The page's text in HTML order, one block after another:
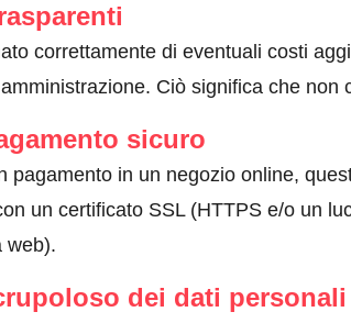
correttamente di eventuali costi
Ciò significa che non
sicuro
pagamento in un negozio online,
un certificato SSL (HTTPS e/o un
web).
dei dati personali